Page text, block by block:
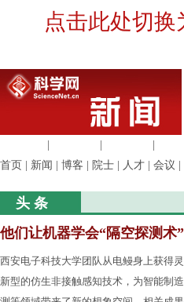
点击此处切
首页
新闻 博客 院士 人才 会议
头 条
他们让机器学会“隔空探测术”
西安电子科技大学团队从电鳗身上获得
新型的仿生非接触感知技术，为智能制